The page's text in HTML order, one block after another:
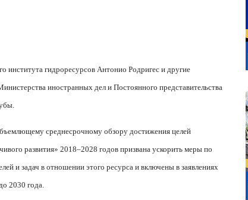
института гидроресурсов Антонио Родригес и другие
иностранных дел и Постоянного представительства
среднесрочному обзору достижения целей
развития» 2018–2028 годов призвана ускорить меры по
и задач в отношении этого ресурса и включены в заявлениях
2030 года.